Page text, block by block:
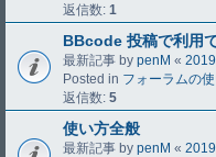
返信数: 1
BBcode 投稿で利用
最新記事 by penM «
Posted in フォーラムの
返信数: 5
使い方全般
最新記事 by penM «